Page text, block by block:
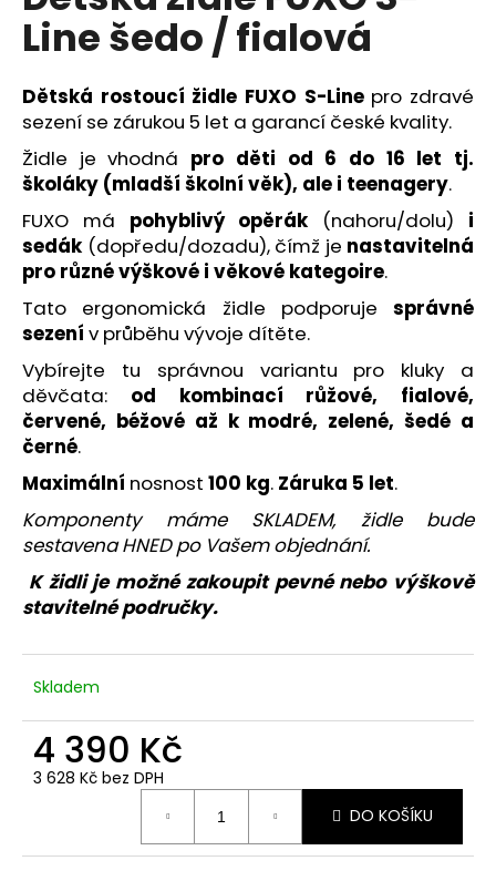
0,0
hvězdiček.
Line šedo / fialová
Dětská rostoucí židle FUXO S-Linepro zdravé
sezení se zárukou 5 let a garancí české kvality.
Židle je vhodná pro děti od 6 do 16 let tj.
školáky (mladší školní věk), ale i teenagery.
FUXO má pohyblivý opěrák (nahoru/dolu) i
sedák (dopředu/dozadu), čímž je nastavitelná
pro různé výškové i věkové kategoire.
Tato ergonomická židle podporuje správné
sezení v průběhu vývoje dítěte.
Vybírejte tu správnou variantu pro kluky a
děvčata: od kombinací růžové, fialové,
červené, béžové až k modré, zelené, šedé a
černé.
Maximální nosnost 100 kg. Záruka 5 let.
Komponenty máme SKLADEM, židle bude
sestavena HNED po Vašem objednání.
K židli je možné zakoupit pevné nebo výškově
stavitelné područky.
Skladem
4 390 Kč
3 628 Kč bez DPH
DO KOŠÍKU
A
a
j
í
t
?
HLEDAT
o
p
o
r
u
č
u
j
e
m
e
DĚTSKÁ
FUXO
V-
LINE
4